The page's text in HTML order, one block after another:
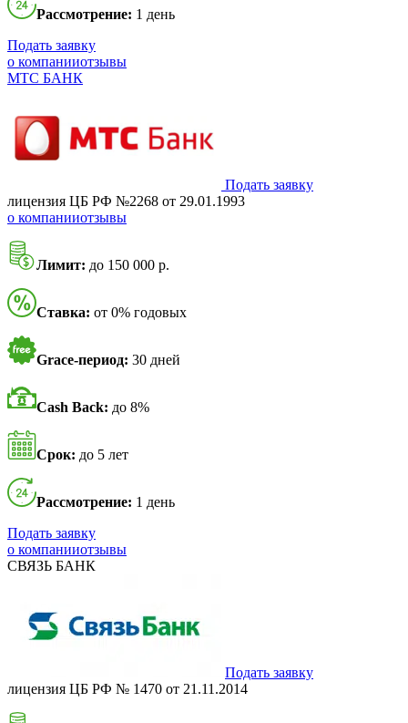
Рассмотрение: 1 день
Подать заявку
о компанииотзывы
МТС БАНК
Подать заявку
лицензия ЦБ РФ №2268 от 29.01.1993
о компанииотзывы
Лимит: до 150 000 р.
Ставка: от 0% годовых
Grace-период: 30 дней
Cash Back: до 8%
Срок: до 5 лет
Рассмотрение: 1 день
Подать заявку
о компанииотзывы
СВЯЗЬ БАНК
Подать заявку
лицензия ЦБ РФ № 1470 от 21.11.2014